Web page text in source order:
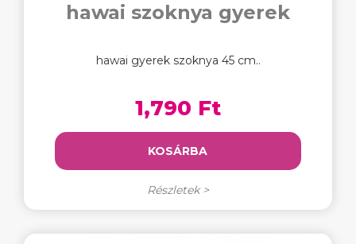
hawai szoknya gyerek
hawai gyerek szoknya 45 cm..
1,790 Ft
KOSÁRBA
Részletek >